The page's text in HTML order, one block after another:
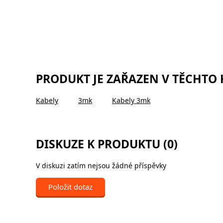
PRODUKT JE ZAŘAZEN V TĚCHTO
Kabely 3mk Kabely 3mk
DISKUZE K PRODUKTU (0)
V diskuzi zatím nejsou žádné příspěvky
Položit dotaz